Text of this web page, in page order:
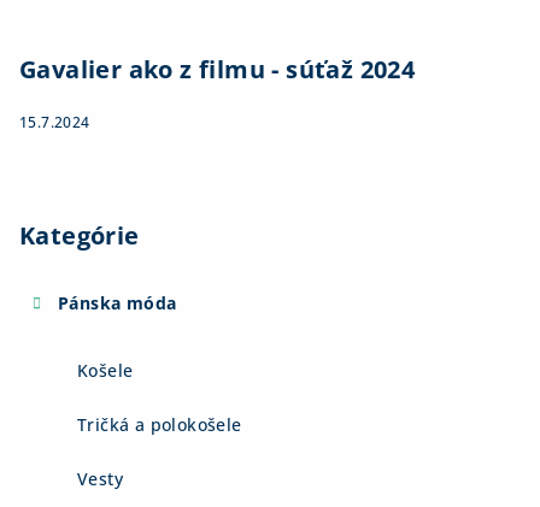
Gavalier ako z filmu - súťaž 2024
15.7.2024
Kategórie
Pánska móda
Košele
Tričká a polokošele
Vesty